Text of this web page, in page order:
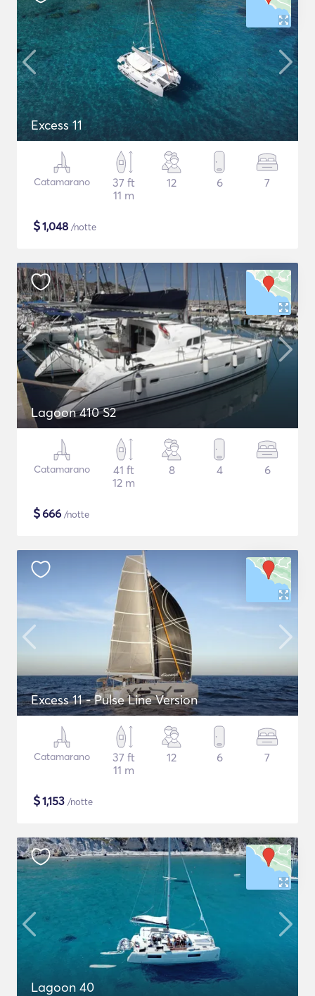
Excess 11
Catamarano
37 ft
11 m
12 6 7
$1,048 /notte
Lagoon 410 S2
Catamarano
41 ft
12 m
8 4 6
$666 /notte
Excess 11 - Pulse Line Version
Catamarano
37 ft
11 m
12 6 7
$1,153 /notte
Lagoon 40